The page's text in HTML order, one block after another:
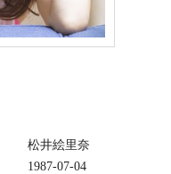
松井絵里奈
1987-07-04